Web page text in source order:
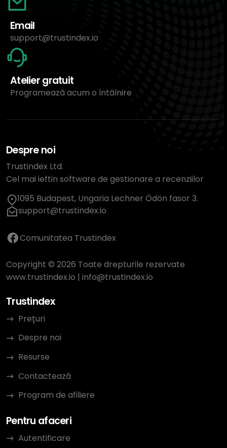
Email
support@trustindex.io
Atelier gratuit
Programează acum o întâlnire
Despre noi
Trustindex Ltd.
Cel mai ieftin software de gestionare a recenziilor
1095 Budapest, Ungaria Lechner Ödön fasor 3.
support@trustindex.io
Comunitatea Trustindex
Copyright © 2026 Toate drepturile rezervate
www.trustindex.io | info@trustindex.io
Trustindex
Prețuri
Despre noi
Resurse
Contactează
Program de afiliere
Pentru afaceri
Autentificare